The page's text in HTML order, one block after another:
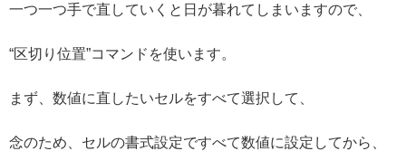
一つ一つ手で直していくと日が暮れてしまいますので、
“区切り位置”コマンドを使います。
まず、数値に直したいセルをすべて選択して、
念のため、セルの書式設定ですべて数値に設定してから、